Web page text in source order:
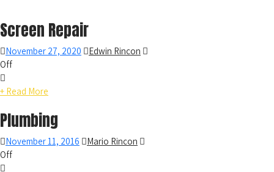
Screen Repair
November 27, 2020
Edwin Rincon
Off
+ Read More
Plumbing
November 11, 2016
Mario Rincon
Off